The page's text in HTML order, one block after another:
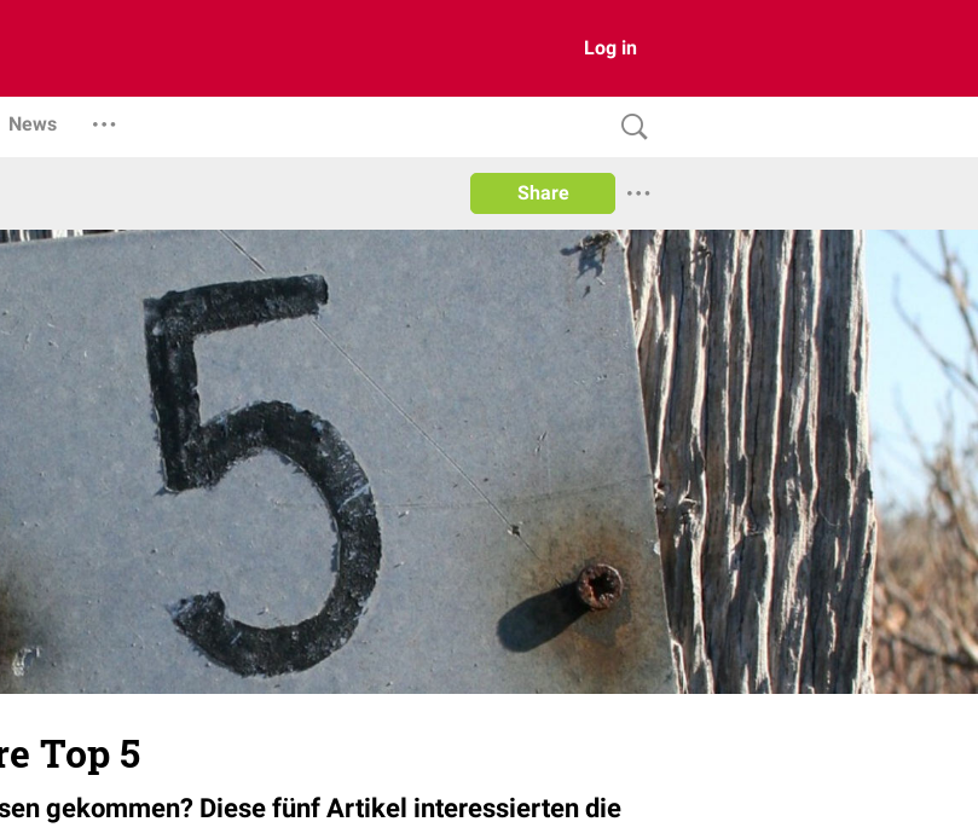
Log in
News
Share
Top 5
gekommen? Diese fünf Artikel interessierten die